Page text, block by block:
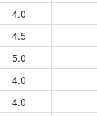
4.0
4.5
5.0
4.0
4.0